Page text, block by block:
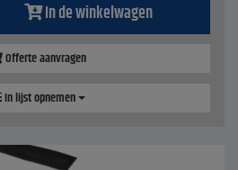
In de winkelwagen
Offerte aanvragen
In lijst opnemen